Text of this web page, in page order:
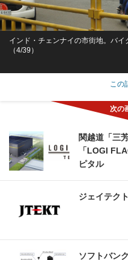
インド・チェンナイの市街地。バ
（4/39）
この
関越道「三
「LOGI
ピタル
ジェイテク
ソフトバン